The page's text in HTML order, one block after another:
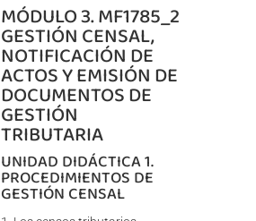
MÓDULO 3. MF1785_2
GESTIÓN CENSAL,
NOTIFICACIÓN DE
ACTOS Y EMISIÓN DE
DOCUMENTOS DE
GESTIÓN
TRIBUTARIA
UNIDAD DIDÁCTICA 1.
PROCEDIMIENTOS DE
GESTIÓN CENSAL